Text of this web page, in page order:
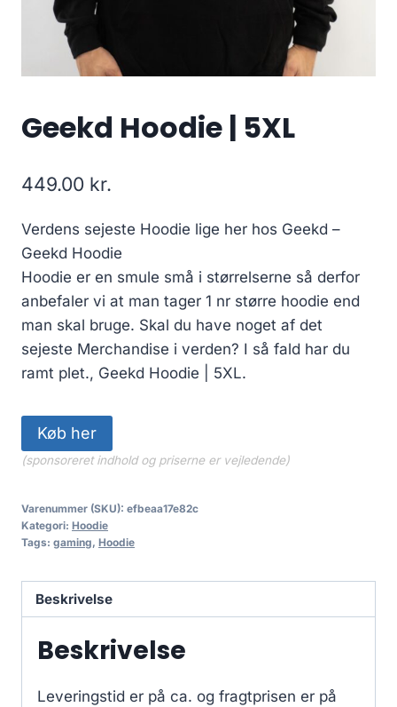
Geekd Hoodie | 5XL
449.00 kr.
Verdens sejeste Hoodie lige her hos Geekd –
Geekd Hoodie
Hoodie er en smule små i størrelserne så derfor
anbefaler vi at man tager 1 nr større hoodie end
man skal bruge. Skal du have noget af det
sejeste Merchandise i verden? I så fald har du
ramt plet., Geekd Hoodie | 5XL.
Køb her
(sponsoreret indhold og priserne er vejledende)
Varenummer (SKU): efbeaa17e82c
Kategori: Hoodie
Tags: gaming, Hoodie
Beskrivelse
Beskrivelse
Leveringstid er på ca. og fragtprisen er på